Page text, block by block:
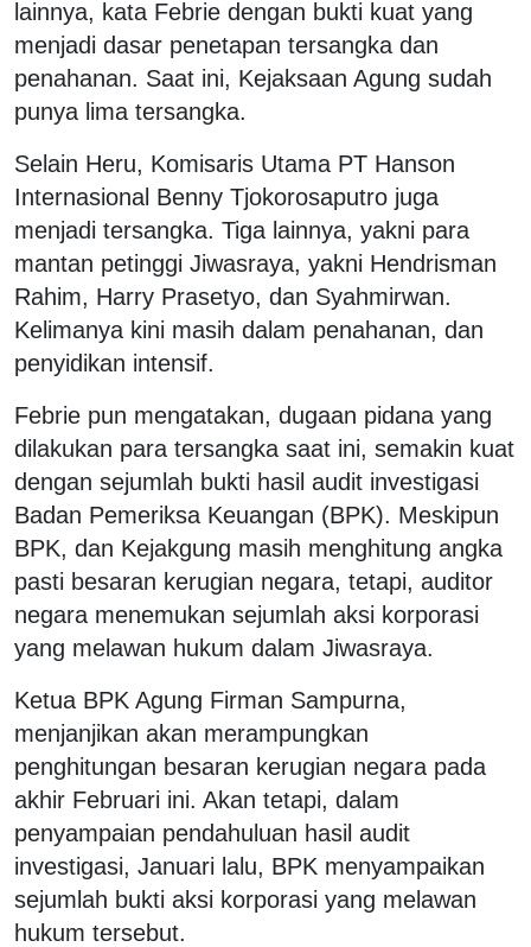
lainnya, kata Febrie dengan bukti kuat yang
menjadi dasar penetapan tersangka dan
penahanan. Saat ini, Kejaksaan Agung sudah
punya lima tersangka.
Selain Heru, Komisaris Utama PT Hanson
Internasional Benny Tjokorosaputro juga
menjadi tersangka. Tiga lainnya, yakni para
mantan petinggi Jiwasraya, yakni Hendrisman
Rahim, Harry Prasetyo, dan Syahmirwan.
Kelimanya kini masih dalam penahanan, dan
penyidikan intensif.
Febrie pun mengatakan, dugaan pidana yang
dilakukan para tersangka saat ini, semakin kuat
dengan sejumlah bukti hasil audit investigasi
Badan Pemeriksa Keuangan (BPK). Meskipun
BPK, dan Kejakgung masih menghitung angka
pasti besaran kerugian negara, tetapi, auditor
negara menemukan sejumlah aksi korporasi
yang melawan hukum dalam Jiwasraya.
Ketua BPK Agung Firman Sampurna,
menjanjikan akan merampungkan
penghitungan besaran kerugian negara pada
akhir Februari ini. Akan tetapi, dalam
penyampaian pendahuluan hasil audit
investigasi, Januari lalu, BPK menyampaikan
sejumlah bukti aksi korporasi yang melawan
hukum tersebut.